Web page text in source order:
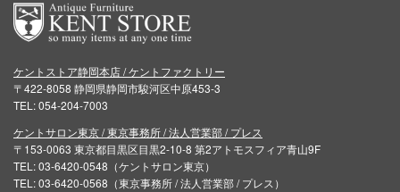
ケントストア静岡本店 / ケントファクトリー
〒422-8058 静岡県静岡市駿河区中原453-3
TEL: 054-204-7003
ケントサロン東京 / 東京事務所 / 法人営業部 / プレス
〒153-0063 東京都目黒区目黒2-10-8 第2アトモスフィア青山9F
TEL: 03-6420-0548（ケントサロン東京）
TEL: 03-6420-0568（東京事務所 / 法人営業部 / プレス）